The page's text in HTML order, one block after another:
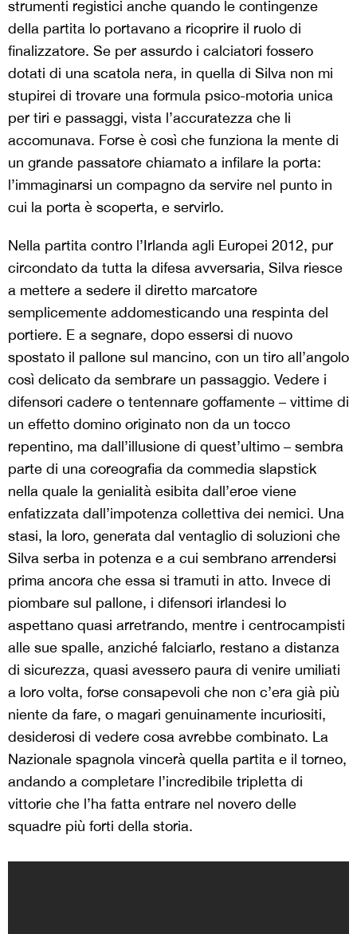
strumenti registici anche quando le contingenze
della partita lo portavano a ricoprire il ruolo di
finalizzatore. Se per assurdo i calciatori fossero
dotati di una scatola nera, in quella di Silva non mi
stupirei di trovare una formula psico-motoria unica
per tiri e passaggi, vista l’accuratezza che li
accomunava. Forse è così che funziona la mente di
un grande passatore chiamato a infilare la porta:
l’immaginarsi un compagno da servire nel punto in
cui la porta è scoperta, e servirlo.
Nella partita contro l’Irlanda agli Europei 2012, pur
circondato da tutta la difesa avversaria, Silva riesce
a mettere a sedere il diretto marcatore
semplicemente addomesticando una respinta del
portiere. E a segnare, dopo essersi di nuovo
spostato il pallone sul mancino, con un tiro all’angolo
così delicato da sembrare un passaggio. Vedere i
difensori cadere o tentennare goffamente – vittime di
un effetto domino originato non da un tocco
repentino, ma dall’illusione di quest’ultimo – sembra
parte di una coreografia da commedia slapstick
nella quale la genialità esibita dall’eroe viene
enfatizzata dall’impotenza collettiva dei nemici. Una
stasi, la loro, generata dal ventaglio di soluzioni che
Silva serba in potenza e a cui sembrano arrendersi
prima ancora che essa si tramuti in atto. Invece di
piombare sul pallone, i difensori irlandesi lo
aspettano quasi arretrando, mentre i centrocampisti
alle sue spalle, anziché falciarlo, restano a distanza
di sicurezza, quasi avessero paura di venire umiliati
a loro volta, forse consapevoli che non c’era già più
niente da fare, o magari genuinamente incuriositi,
desiderosi di vedere cosa avrebbe combinato. La
Nazionale spagnola vincerà quella partita e il torneo,
andando a completare l’incredibile tripletta di
vittorie che l’ha fatta entrare nel novero delle
squadre più forti della storia.